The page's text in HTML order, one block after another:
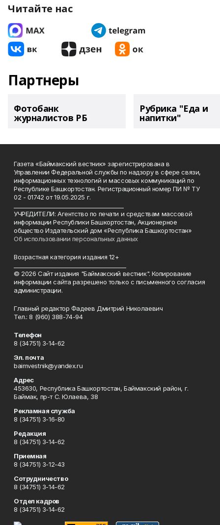
Читайте нас
Партнеры
Фотобанк
журналистов РБ
Рубрика "Еда и
напитки"
Газета «Баймакский вестник» зарегистрирована в
Управлении Федеральной службы по надзору в сфере связи,
информационных технологий и массовых коммуникаций по
Республике Башкортостан. Регистрационный номер ПИ № ТУ
02 - 01742 от 19.05.2025 г.
УЧРЕДИТЕЛИ: Агентство по печати и средствам массовой
информации Республики Башкортостан, Акционерное
общество Издательский дом «Республика Башкортостан»
Об использовании персональных данных
Возрастная категория издания 12+
© 2026 Сайт издания "Баймакский вестник". Копирование
информации сайта разрешено только с письменного согласия
администрации.
Главный редактор Фадеев Дмитрий Николаевич
Тел.: 8 (960) 388-74-94
Телефон
8 (34751) 3-14-62
Эл. почта
baimvestnik@yandex.ru
Адрес
453630, Республика Башкортостан, Баймакский район, г.
Баймак, пр-т С. Юлаева, 38
Рекламная служба
8 (34751) 3-16-80
Редакция
8 (34751) 3-14-62
Приемная
8 (34751) 3-12-43
Сотрудничество
8 (34751) 3-14-62
Отдел кадров
8 (34751) 3-14-62